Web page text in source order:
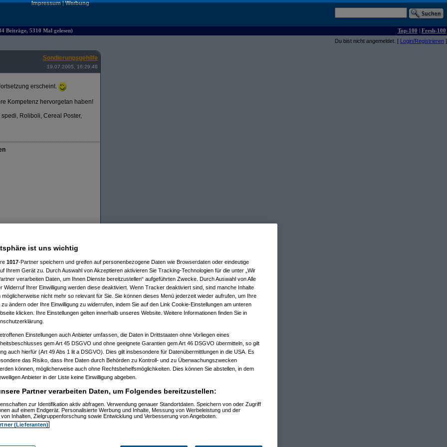
Impressum|Werbung
Beiträge, 5310 Mal gelesen) Top-100 | Fresh-100
Du bist nicht angemeldet. [ Login/Registrieren ]
Sondierungsgehilfe
19.07.2005, 16:29:46
erscheint.
Kompetenz hervorgetan haben!
Roliboli, Cereal Poster,
%
ist uns wichtig
1017-Partner speichern und greifen auf personenbezogene Daten wie Browserdaten oder eindeutige
Ihrem Gerät zu. Durch Auswahl von Akzeptieren aktivieren Sie Tracking-Technologien für die unter „Wir
verarbeiten Daten, um Ihnen Dienste bereitzustellen“ aufgeführten Zwecke. Durch Auswahl von Alle
Widerruf Ihrer Einwilligung werden diese deaktiviert. Wenn Tracker deaktiviert sind, sind manche Inhalte
möglicherweise nicht mehr so relevant für Sie. Sie können dieses Menü jederzeit wieder aufrufen, um Ihre
zu ändern oder Ihre Einwilligung zu widerrufen, indem Sie auf den Link Cookie-Einstellungen am unteren
klicken. Ihre Einstellungen gelten innerhalb unseres Website. Weitere Informationen finden Sie in
Einstellungen auch Anbieter umfassen, die Daten in Drittstaaten ohne Vorliegen eines
gem Art 45 DSGVO und ohne geeignete Garantien gem Art 46 DSGVO übermitteln, so gilt
auch hierfür (Art 49 Abs 1 lit a DSGVO). Dies gilt insbesondere für Datenübermittlungen in die USA. Es
das Risiko, dass Ihre Daten durch Behörden zu Kontroll- und zu Überwachungszwecken
können, möglicherweise auch ohne Rechtsbehelfsmöglichkeiten. Dies können Sie abstellen, in dem
Anbieter in der Liste keine Einwilligung abgeben.
Partner verarbeiten Daten, um Folgendes bereitzustellen:
zur Identifikation aktiv abfragen. Verwendung genauer Standortdaten. Speichern von oder Zugriff
auf einem Endgerät. Personalisierte Werbung und Inhalte, Messung von Werbeleistung und der
Inhalten, Zielgruppenforschung sowie Entwicklung und Verbesserung von Angeboten.
(Lieferanten)